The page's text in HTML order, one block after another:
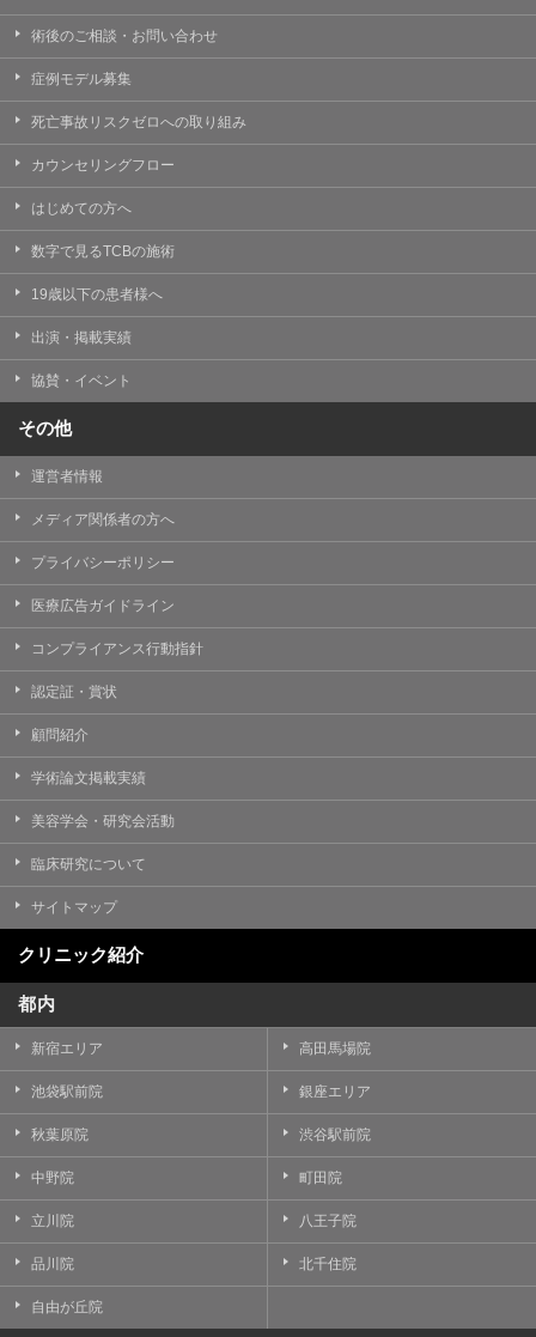
術後のご相談・お問い合わせ
症例モデル募集
死亡事故リスクゼロへの取り組み
カウンセリングフロー
はじめての方へ
数字で見るTCBの施術
19歳以下の患者様へ
出演・掲載実績
協賛・イベント
その他
運営者情報
メディア関係者の方へ
プライバシーポリシー
医療広告ガイドライン
コンプライアンス行動指針
認定証・賞状
顧問紹介
学術論文掲載実績
美容学会・研究会活動
臨床研究について
サイトマップ
クリニック紹介
都内
新宿エリア 高田馬場院
池袋駅前院 銀座エリア
秋葉原院 渋谷駅前院
中野院 町田院
立川院 八王子院
品川院 北千住院
自由が丘院